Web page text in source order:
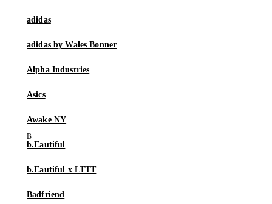
adidas
adidas by Wales Bonner
Alpha Industries
Asics
Awake NY
b.Eautiful
b.Eautiful x LTTT
Badfriend